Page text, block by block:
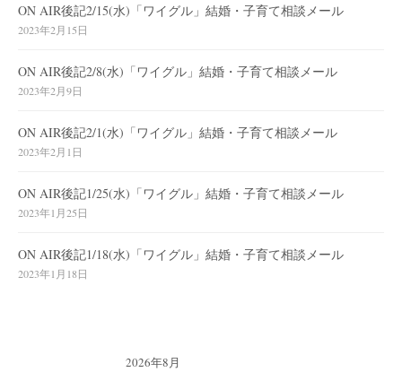
ON AIR後記2/15(水)「ワイグル」結婚・子育て相談メール
2023年2月15日
ON AIR後記2/8(水)「ワイグル」結婚・子育て相談メール
2023年2月9日
ON AIR後記2/1(水)「ワイグル」結婚・子育て相談メール
2023年2月1日
ON AIR後記1/25(水)「ワイグル」結婚・子育て相談メール
2023年1月25日
ON AIR後記1/18(水)「ワイグル」結婚・子育て相談メール
2023年1月18日
2026年8月